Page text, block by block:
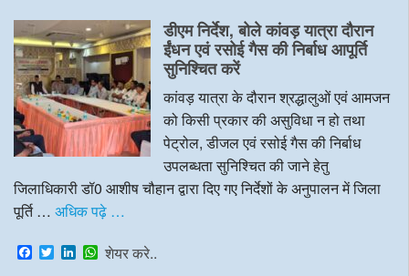
e
b
o
o
k
t
t
e
r
k
e
d
I
n
t
s
A
p
p
डीएम निर्देश, बोले कांवड़ यात्रा दौरान
ईंधन एवं रसोई गैस की निर्बाध आपूर्ति
सुनिश्चित करें
कांवड़ यात्रा के दौरान श्रद्धालुओं एवं आमजन
को किसी प्रकार की असुविधा न हो तथा
पेट्रोल, डीजल एवं रसोई गैस की निर्बाध
उपलब्धता सुनिश्चित की जाने हेतु
जिलाधिकारी डॉ0 आशीष चौहान द्वारा दिए गए निर्देशों के अनुपालन में जिला
पूर्ति … अधिक पढ़े …
F
a
T
w
L W
शेयर करे..